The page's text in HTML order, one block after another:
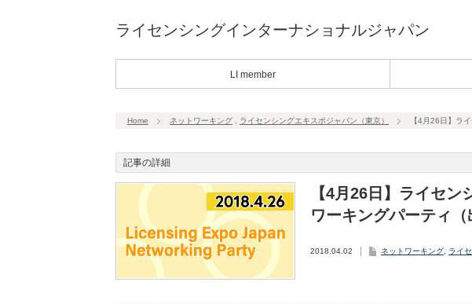
ライセンシングインターナショナルジャパン
LI member
Home ネットワーキング ライセンシングエキスポジャパン（東京） 【4月26日】ラ
記事の詳細
【4月26日】ライセ
ワーキングパーティ（
2018.04.02 ネットワーキング ライ